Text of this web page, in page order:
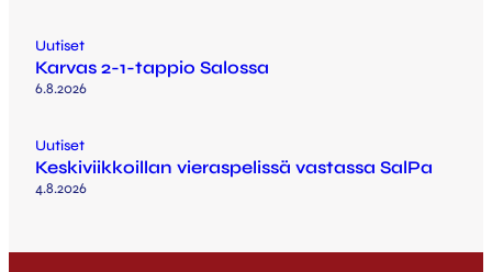
Uutiset
Karvas 2-1-tappio Salossa
6.8.2026
Uutiset
Keskiviikkoillan vieraspelissä vastassa SalPa
4.8.2026